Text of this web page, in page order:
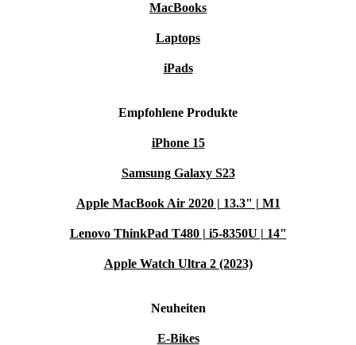
MacBooks
Laptops
iPads
Empfohlene Produkte
iPhone 15
Samsung Galaxy S23
Apple MacBook Air 2020 | 13.3" | M1
Lenovo ThinkPad T480 | i5-8350U | 14"
Apple Watch Ultra 2 (2023)
Neuheiten
E-Bikes